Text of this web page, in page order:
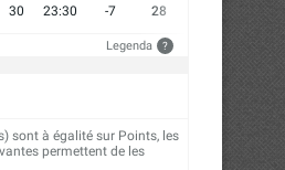
30 23:30 -7 28 14
Legenda ?
sont à égalité sur Points, les
permettent de les